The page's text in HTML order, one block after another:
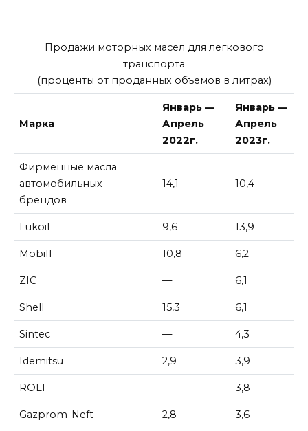
Продажи моторных масел для легкового
транспорта
(проценты от проданных объемов в литрах)
Марка
Январь —
Апрель
2022г.
Январь —
Апрель
2023г.
Фирменные масла
автомобильных
брендов
14,1 10,4
Lukoil 9,6 13,9
Mobil1 10,8 6,2
ZIC — 6,1
Shell 15,3 6,1
Sintec — 4,3
Idemitsu 2,9 3,9
ROLF — 3,8
Gazprom-Neft 2,8 3,6